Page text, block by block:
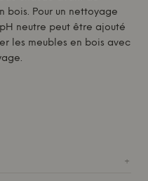
bois. Pour un nettoyage
neutre peut être ajouté
les meubles en bois avec
+